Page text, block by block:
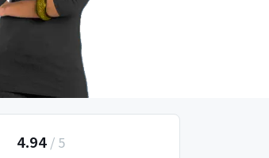
4.94/ 5